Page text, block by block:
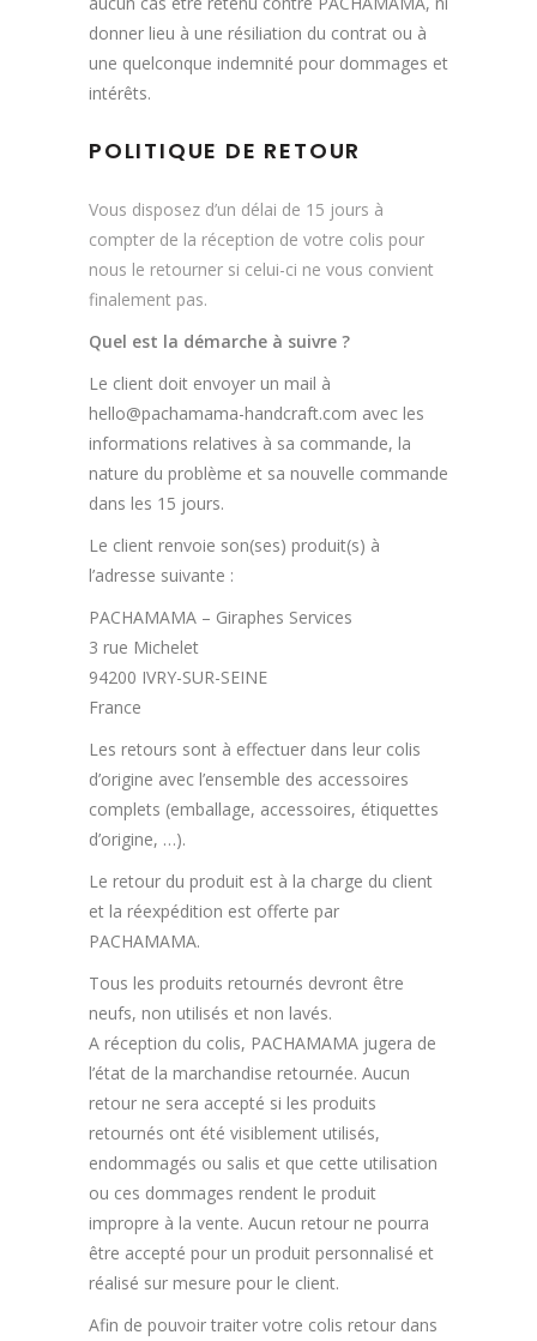
donner lieu à une résiliation du contrat ou à
une quelconque indemnité pour dommages et
intérêts.
POLITIQUE DE RETOUR
Vous disposez d’un délai de 15 jours à
compter de la réception de votre colis pour
nous le retourner si celui-ci ne vous convient
finalement pas.
Quel est la démarche à suivre ?
Le client doit envoyer un mail à
hello@pachamama-handcraft.com avec les
informations relatives à sa commande, la
nature du problème et sa nouvelle commande
dans les 15 jours.
Le client renvoie son(ses) produit(s) à
l’adresse suivante :
PACHAMAMA – Giraphes Services
3 rue Michelet
94200 IVRY-SUR-SEINE
France
Les retours sont à effectuer dans leur colis
d’origine avec l’ensemble des accessoires
complets (emballage, accessoires, étiquettes
d’origine, …).
Le retour du produit est à la charge du client
et la réexpédition est offerte par
PACHAMAMA.
Tous les produits retournés devront être
neufs, non utilisés et non lavés.
A réception du colis, PACHAMAMA jugera de
l’état de la marchandise retournée. Aucun
retour ne sera accepté si les produits
retournés ont été visiblement utilisés,
endommagés ou salis et que cette utilisation
ou ces dommages rendent le produit
impropre à la vente. Aucun retour ne pourra
être accepté pour un produit personnalisé et
réalisé sur mesure pour le client.
Afin de pouvoir traiter votre colis retour dans